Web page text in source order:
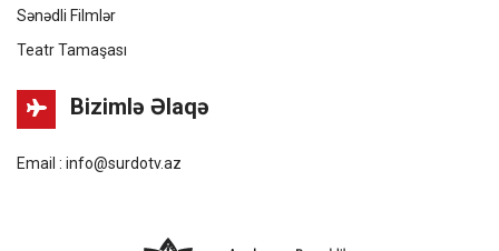
Sənədli Filmlər
Teatr Tamaşası
Bizimlə Əlaqə
Email : info@surdotv.az